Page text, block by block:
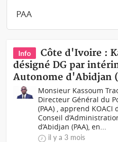
Info
Côte d'Ivoire :
désigné DG par
Autonome d'Abidjan
Monsieur Kassoum
Directeur Général du
(PAA) , apprend
Conseil
d’Abidjan (PAA), en...
il y a 3 mois